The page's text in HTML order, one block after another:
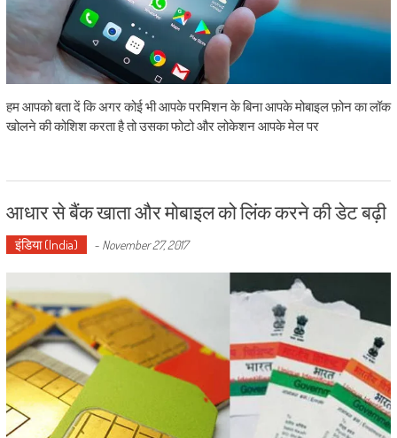
हम आपको बता दें कि अगर कोई भी आपके परमिशन के बिना आपके मोबाइल फ़ोन का लॉक
खोलने की कोशिश करता है तो उसका फोटो और लोकेशन आपके मेल पर
आधार से बैंक खाता और मोबाइल को लिंक करने की डेट बढ़ी
इंडिया (India) - November 27, 2017